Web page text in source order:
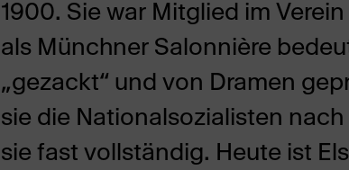
1900. Sie war Mitglied im
als Münchner Salonnière
„gezackt“ und von Dramen
sie die Nationalsozialisten
sie fast vollständig. Heute ist